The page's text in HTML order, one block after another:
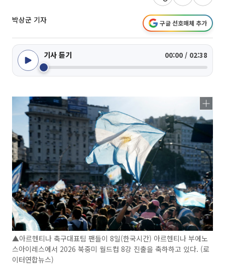
박상군 기자 구글 선호매체 추가
기사 듣기 00:00 / 02:38
▲아르헨티나 축구대표팀 팬들이 8일(한국시간) 아르헨티나 부에노
스아이레스에서 2026 북중미 월드컵 8강 진출을 축하하고 있다. (로
이터연합뉴스)